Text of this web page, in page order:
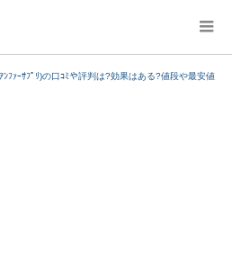
ﾝﾌｧｰｻﾌﾟﾘ)の口ｺﾐや評判は?効果はある?値段や最安値